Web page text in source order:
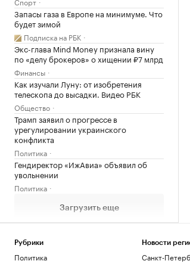
Запасы газа в Европе на минимуме. Что
будет зимой
Подписка на РБК
Экс-глава Mind Money признала вину
по «делу брокеров» о хищении ₽7 млрд
Финансы
Как изучали Луну: от изобретения
телескопа до высадки. Видео РБК
Общество
Трамп заявил о прогрессе в
урегулировании украинского
конфликта
Политика
Гендиректор «ИжАвиа» объявил об
увольнении
Политика
Загрузить еще
Рубрики
Политика
Новости
Санкт-